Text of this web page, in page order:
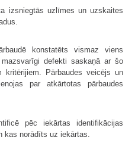
izsniegtās uzlīmes un uzskaites
konstatēts vismaz viens
defekti saskaņā ar šo
kritērijiem. Pārbaudes veicējs un
par atkārtotas pārbaudes
pēc iekārtas identifikācijas
kas norādīts uz iekārtas.